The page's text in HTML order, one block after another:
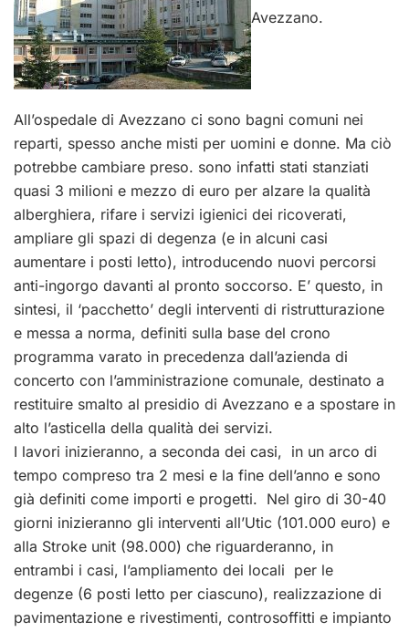
Avezzano.
All’ospedale di Avezzano ci sono bagni comuni nei
reparti, spesso anche misti per uomini e donne. Ma ciò
potrebbe cambiare preso. sono infatti stati stanziati
quasi 3 milioni e mezzo di euro per alzare la qualità
alberghiera, rifare i servizi igienici dei ricoverati,
ampliare gli spazi di degenza (e in alcuni casi
aumentare i posti letto), introducendo nuovi percorsi
anti-ingorgo davanti al pronto soccorso. E’ questo, in
sintesi, il ‘pacchetto’ degli interventi di ristrutturazione
e messa a norma, definiti sulla base del crono
programma varato in precedenza dall’azienda di
concerto con l’amministrazione comunale, destinato a
restituire smalto al presidio di Avezzano e a spostare in
alto l’asticella della qualità dei servizi.
I lavori inizieranno, a seconda dei casi, in un arco di
tempo compreso tra 2 mesi e la fine dell’anno e sono
già definiti come importi e progetti. Nel giro di 30-40
giorni inizieranno gli interventi all’Utic (101.000 euro) e
alla Stroke unit (98.000) che riguarderanno, in
entrambi i casi, l’ampliamento dei locali per le
degenze (6 posti letto per ciascuno), realizzazione di
pavimentazione e rivestimenti, controsoffitti e impianto